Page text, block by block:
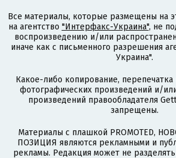
Все материалы, которые размещены на
на агентство "Интерфакс-Украина", не
воспроизведению и/или
иначе как с письменного разрешения
Украина".
Какое-либо копирование,
фотографических произведений и/
произведений правообладателя
запрещены.
Материалы с плашкой PROMOTED,
ПОЗИЦИЯ являются рекламными и
рекламы. Редакция может не